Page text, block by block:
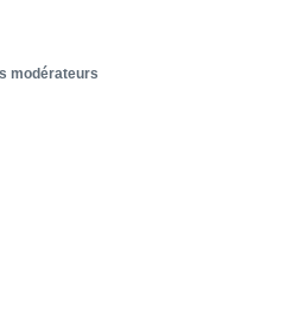
modérateurs